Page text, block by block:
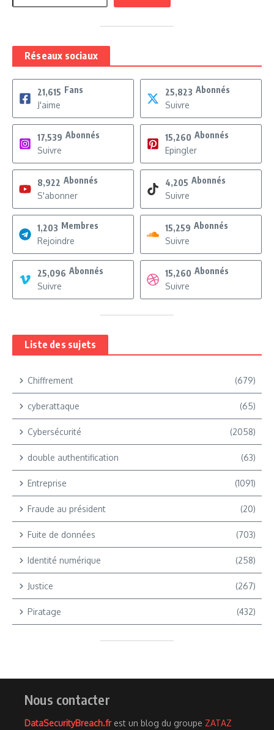
Réseaux sociaux
21,615 Fans
J'aime
25,823 Abonnés
Suivre
17,539 Abonnés
Suivre
15,260 Abonnés
Epingler
8,922 Abonnés
S'abonner
4,205 Abonnés
Suivre
1,203 Membres
Rejoindre
15,259 Abonnés
Suivre
25,096 Abonnés
Suivre
15,260 Abonnés
Suivre
Liste des sujets
Chiffrement (679)
cyberattaque (65)
Cybersécurité (2058)
double authentification (63)
Entreprise (1091)
Fraude au président (20)
Fuite de données (703)
Identité numérique (258)
Justice (267)
Piratage (432)
Nous contacter
DataSecurityBreach.frest un blog du groupe ZATAZ